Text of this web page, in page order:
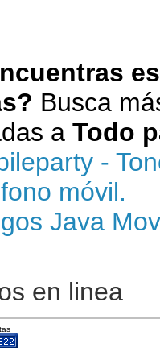
Busca
a Todo
-
móvil.
Java
en linea